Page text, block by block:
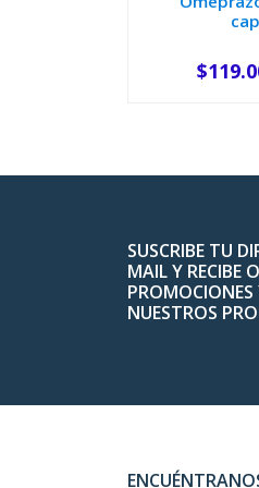
SUSCRIBE TU
MAIL Y RECIBE
NUESTROS